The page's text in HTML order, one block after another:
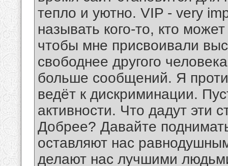
тепло и уютно. VIP - very
называть кого-то, кто
чтобы мне присвоивали
свободнее другого
больше сообщений. Я
ведёт к дискриминации.
активности. Что дадут эти
Добрее? Давайте
оставляют нас
делают нас лучшими